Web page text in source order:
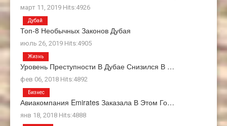
март 11, 2019 Hits:4926
Топ-8 Необычных Законов Дубая
июль 26, 2019 Hits:4905
Дубай
Уровень Преступности В Дубае Снизился В …
фев 06, 2018 Hits:4892
Жизнь
Авиакомпания Emirates Заказала В Этом Го…
янв 18, 2018 Hits:4888
Бизнес